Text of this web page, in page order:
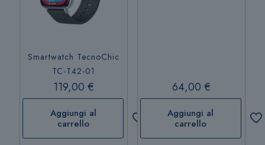
Smartwatch TecnoChic
TC-T42-01
119,00€
Aggiungi al
carrello
64,00 €
Aggiungi al
carrello